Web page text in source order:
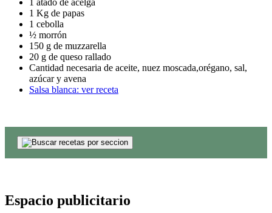
1 Kg de papas
1 cebolla
½ morrón
150 g de muzzarella
20 g de queso rallado
Cantidad necesaria de aceite, nuez moscada,orégano, sal,
azúcar y avena
Salsa blanca: ver receta
Espacio publicitario